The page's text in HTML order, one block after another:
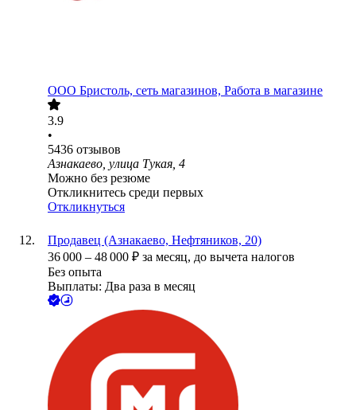
ООО Бристоль, сеть магазинов, Работа в магазине
3.9
•
5436 отзывов
Азнакаево, улица Тукая, 4
Можно без резюме
Откликнитесь среди первых
Откликнуться
Продавец (Азнакаево, Нефтяников, 20)
36 000 – 48 000 ₽ за месяц, до вычета налогов
Без опыта
Выплаты: Два раза в месяц